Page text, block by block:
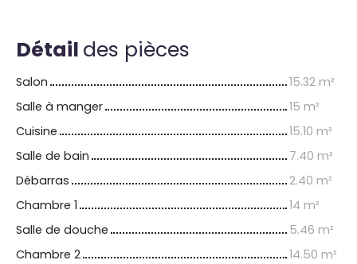
Détail des pièces
Salon
15.32 m²
Salle à manger
15 m²
Cuisine
15.10 m²
Salle de bain
7.40 m²
Débarras
2.40 m²
Chambre 1
14 m²
Salle de douche
5.46 m²
Chambre 2
14.50 m²